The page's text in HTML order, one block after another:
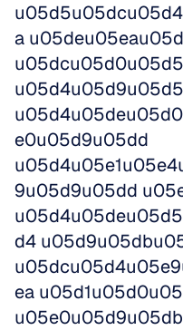
a
e0u05d9u05dd
9u05d9u05dd
d4
ea